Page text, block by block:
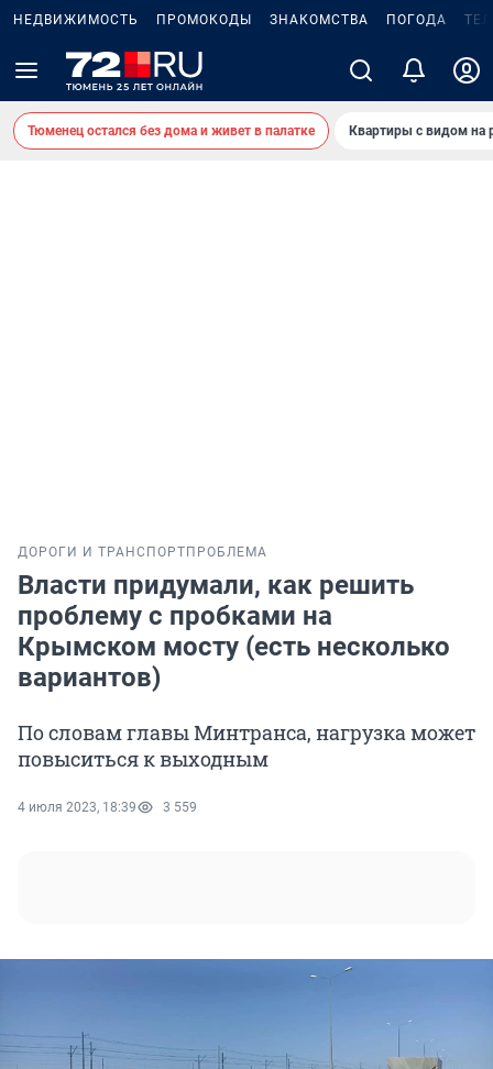
НЕДВИЖИМОСТЬ ПРОМОКОДЫ ЗНАКОМСТВА ПОГОДА
Тюменец остался без дома и живет в палатке Квартиры с видом на
ДОРОГИ И ТРАНСПОРТ ПРОБЛЕМА
Власти придумали, как решить
проблему с пробками на
Крымском мосту (есть несколько
вариантов)
По словам главы Минтранса, нагрузка может
повыситься к выходным
4 июля 2023, 18:39 3 559